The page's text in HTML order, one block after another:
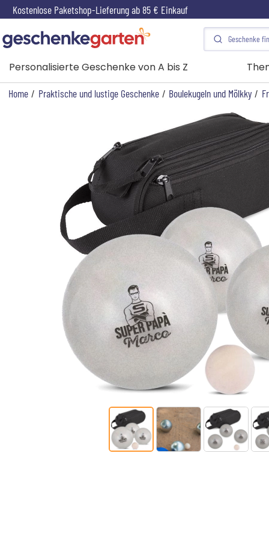
Kostenlose Paketshop-Lieferung ab 85 € Einkauf
Personalisierte Geschenke von A bis Z
Home / Praktische und lustige Geschenke / Boulekugeln und Mölkky /